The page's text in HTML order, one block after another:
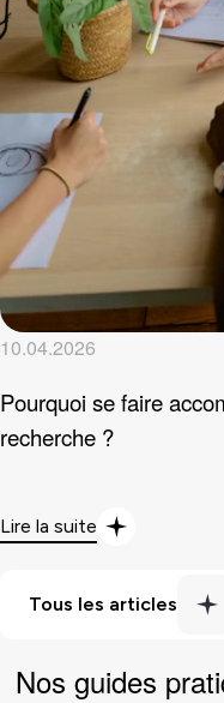
10.04.2026
Pourquoi se faire
recherche ?
Lire la suite
Nos guides